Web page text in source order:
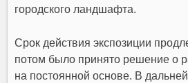
городского ландшафта.
Срок действия экспозиции
потом было принято решение о
на постоянной основе. В